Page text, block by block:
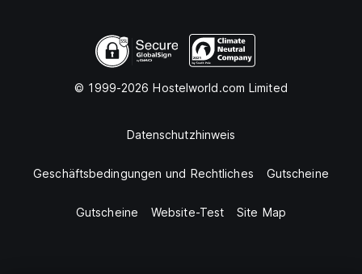
© 1999-2026 Hostelworld.com Limited
Datenschutzhinweis
Geschäftsbedingungen und Rechtliches Gutscheine
Gutscheine Website-Test Site Map